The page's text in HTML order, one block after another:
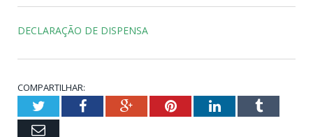
DECLARAÇÃO DE DISPENSA
COMPARTILHAR:
TwitterFacebookGoogle+PinterestLinkedInTumblr
Email